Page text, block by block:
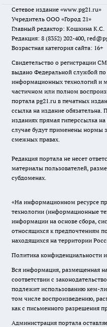
Сетевое издание «www.pg21.ru»
Учредитель ООО «Город 21»
Главный редактор: Кошкина К.С.
Редакция: 8 (8352) 202-400,
Возрастная категория сайта: 16+
Свидетельство о регистрации
выдано Федеральной службой по
информационных технологий и
частичном или полном
портала pg21.ru в печатных
ссылка на издание
изданиях прямая гиперссылка
случае будут применены нормы
смежных правах.
Редакция портала не несет
материалы пользователей,
субдоменах.
«На информационном ресурсе
технологии (информационные
информации на основе сбора,
относящихся к предпочтениям
находящихся на территории
Политика конфиденциальности
Вся информация, размещенная
соответствии с
подлежит использованию кем-
том числе воспроизведению,
как с письменного разрешения
Администрация портала